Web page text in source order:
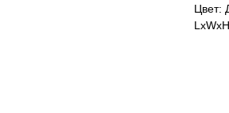
Цвет: